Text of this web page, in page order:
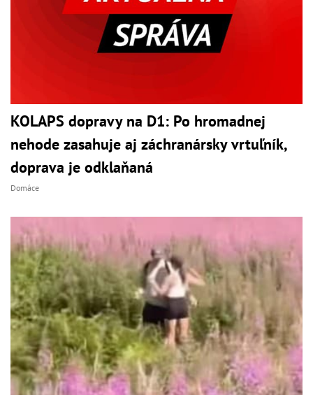
KOLAPS dopravy na D1: Po hromadnej
nehode zasahuje aj záchranársky vrtuľník,
doprava je odklaňaná
Domáce